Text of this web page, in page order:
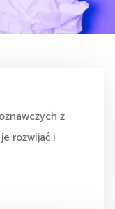
z
rozwijać i